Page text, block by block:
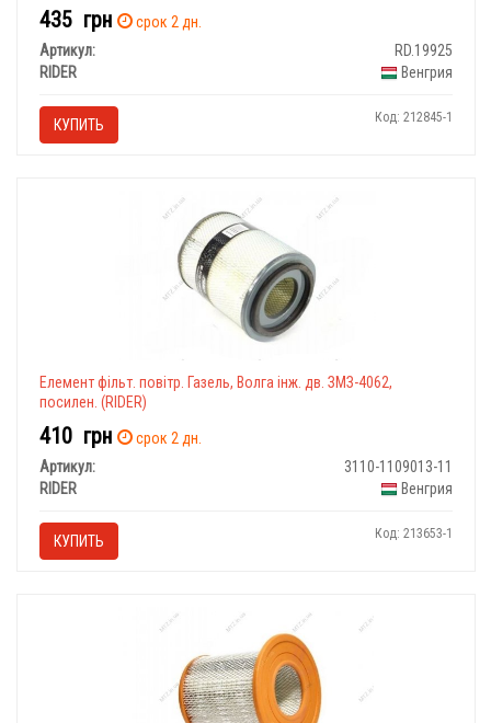
435 грн
срок 2 дн.
Артикул:
RD.19925
RIDER
Венгрия
КУПИТЬ Код: 212845-1
Елемент фільт. повітр. Газель, Волга інж. дв. ЗМЗ-4062,
посилен. (RIDER)
410 грн
срок 2 дн.
Артикул:
3110-1109013-11
RIDER
Венгрия
КУПИТЬ Код: 213653-1